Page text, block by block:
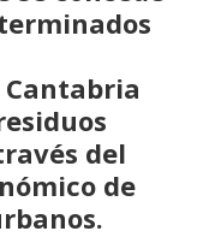
del
de